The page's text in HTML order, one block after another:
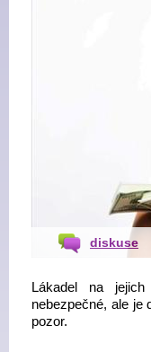
diskuse
Lákadel na
nebezpečné, ale je
pozor.